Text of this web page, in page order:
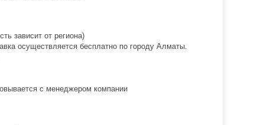
зависит от региона)
осуществляется бесплатно по городу Алматы.
с менеджером компании